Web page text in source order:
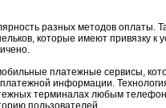
разных методов оплаты.
которые имеют привязку к
платежные сервисы,
информации.
терминалах любым
пользователей.